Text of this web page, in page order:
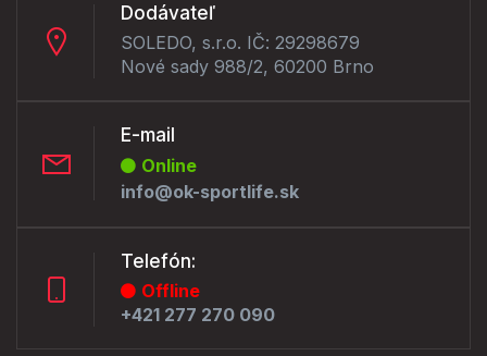
Dodávateľ
SOLEDO, s.r.o. IČ: 29298679
Nové sady 988/2, 60200 Brno
E-mail
Online
info@ok-sportlife.sk
Telefón:
Offline
+421 277 270 090